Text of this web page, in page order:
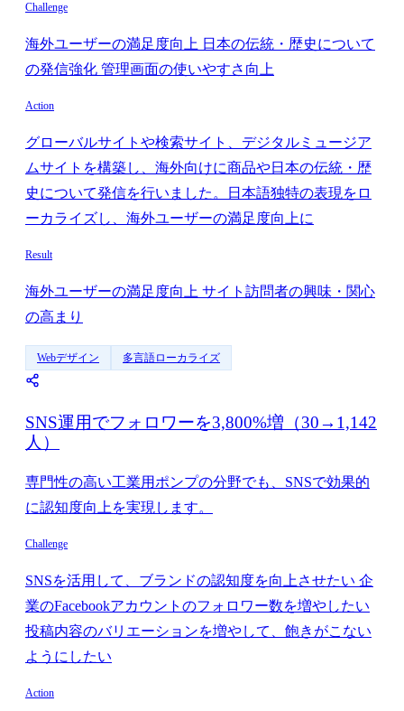
Challenge
海外ユーザーの満足度向上 日本の伝統・歴史について
の発信強化 管理画面の使いやすさ向上
Action
グローバルサイトや検索サイト、デジタルミュージア
ムサイトを構築し、海外向けに商品や日本の伝統・歴
史について発信を行いました。日本語独特の表現をロ
ーカライズし、海外ユーザーの満足度向上に
Result
海外ユーザーの満足度向上 サイト訪問者の興味・関心
の高まり
Webデザイン 多言語ローカライズ
SNS運用でフォロワーを3,800%増（30→1,142
人）
専門性の高い工業用ポンプの分野でも、SNSで効果的
に認知度向上を実現します。
Challenge
SNSを活用して、ブランドの認知度を向上させたい 企
業のFacebookアカウントのフォロワー数を増やしたい
投稿内容のバリエーションを増やして、飽きがこない
ようにしたい
Action